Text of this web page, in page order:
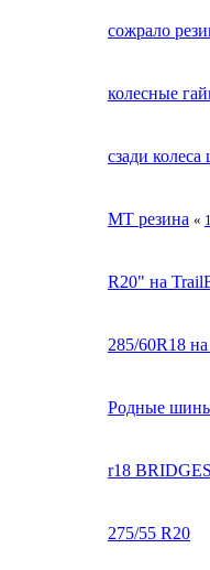
сожрало
колесные
сзади
MT резина « 1
R20" на
285/60R18
Родные
r18
275/55 R20